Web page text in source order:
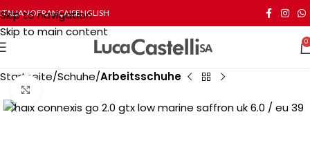
Skip to navigation
Skip to main content
ITALIANOFRANÇAISENGLISH
0
Startseite Schuhe Arbeitsschuhe